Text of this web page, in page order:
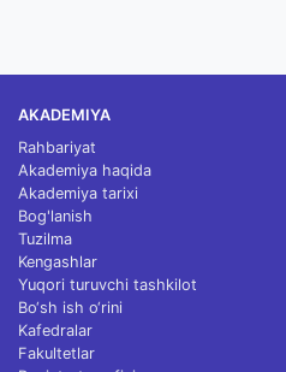
AKADEMIYA
Rahbariyat
Akademiya haqida
Akademiya tarixi
Bog'lanish
Tuzilma
Kengashlar
Yuqori turuvchi tashkilot
Bo‘sh ish o‘rini
Kafedralar
Fakultetlar